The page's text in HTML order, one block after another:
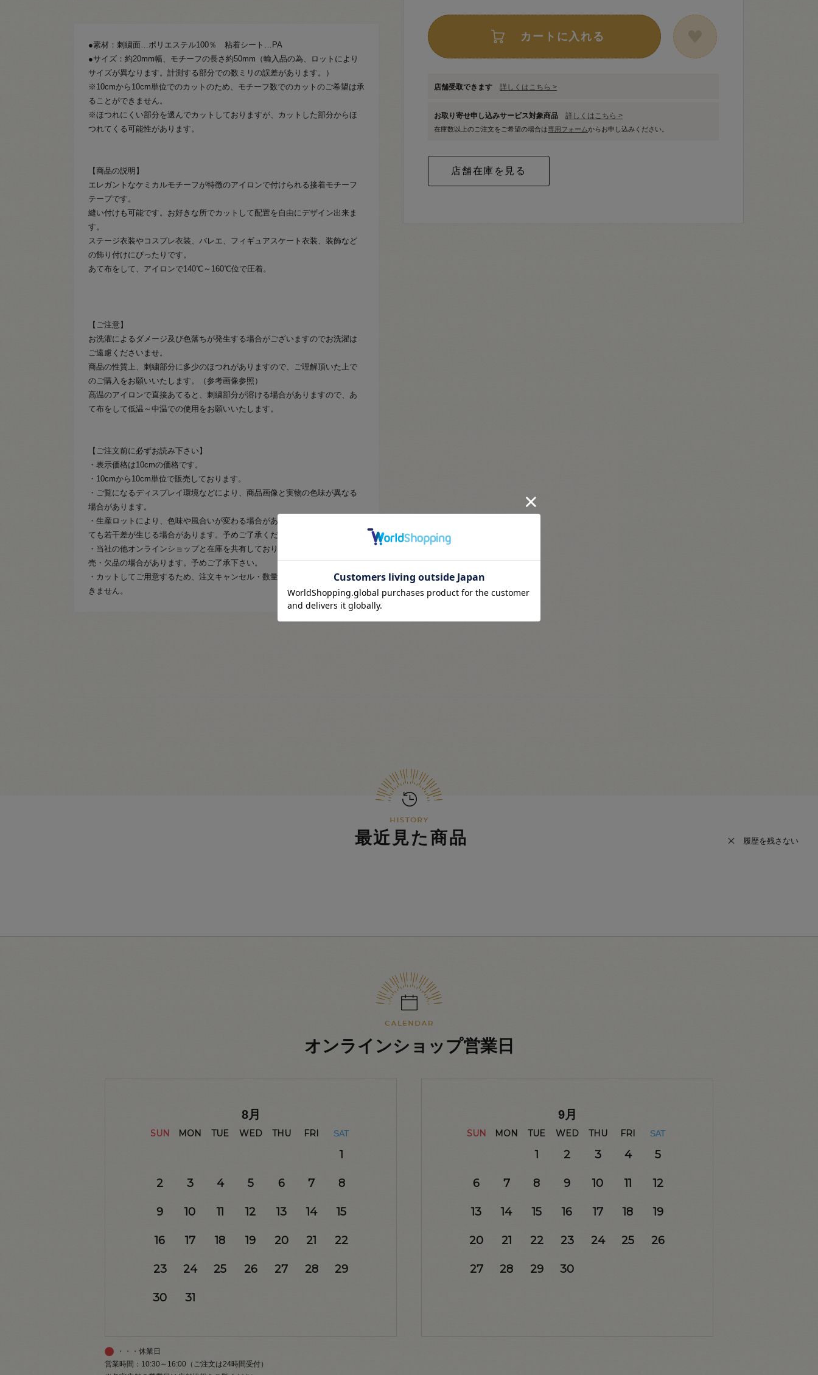
●素材：刺繍面…ポリエステル100％ 粘着シート…PA
●サイズ：約20mm幅、モチーフの長さ約50mm（輸入品の為、ロットにより
サイズが異なります。計測する部分での数ミリの誤差があります。）
※10cmから10cm単位でのカットのため、モチーフ数でのカットのご希望は承
ることができません。
※ほつれにくい部分を選んでカットしておりますが、カットした部分からほ
つれてくる可能性があります。
【商品の説明】
エレガントなケミカルモチーフが特徴のアイロンで付けられる接着モチーフ
テープです。
縫い付けも可能です。お好きな所でカットして配置を自由にデザイン出来ま
す。
ステージ衣装やコスプレ衣装、バレエ、フィギュアスケート衣装、装飾など
の飾り付けにぴったりです。
あて布をして、アイロンで140℃～160℃位で圧着。
【ご注意】
お洗濯によるダメージ及び色落ちが発生する場合がございますのでお洗濯は
ご遠慮くださいませ。
商品の性質上、刺繍部分に多少のほつれがありますので、ご理解頂いた上で
のご購入をお願いいたします。（参考画像参照）
高温のアイロンで直接あてると、刺繍部分が溶ける場合がありますので、あ
て布をして低温～中温での使用をお願いいたします。
【ご注文前に必ずお読み下さい】
・表示価格は10cmの価格です。
・10cmから10cm単位で販売しております。
・ご覧になるディスプレイ環境などにより、商品画像と実物の色味が異なる
場合があります。
・生産ロットにより、色味や風合いが変わる場合があります。幅につきまし
ても若干差が生じる場合があります。予めご了承くださいませ。
・当社の他オンラインショップと在庫を共有しており、注文が確定しても完
売・欠品の場合があります。予めご了承下さい。
・カットしてご用意するため、注文キャンセル・数量変更・返品がお受けで
きません。
カートに入れる
店舗受取できます 詳しくはこちら >
お取り寄せ申し込みサービス対象商品 詳しくはこちら >
在庫数以上のご注文をご希望の場合は専用フォームからお申し込みください。
最近見た商品 履歴を残さない
オンラインショップ営業日
8月
SUN MON TUE WED THU FRI SAT
1
2 3 4 5 6 7 8
9 10 11 12 13 14 15
16 17 18 19 20 21 22
23 24 25 26 27 28 29
30 31
9月
SUN MON TUE WED THU FRI SAT
1 2 3 4 5
6 7 8 9 10 11 12
13 14 15 16 17 18 19
20 21 22 23 24 25 26
27 28 29 30
・・・休業日
営業時間：10:30～16:00（ご注文は24時間受付）